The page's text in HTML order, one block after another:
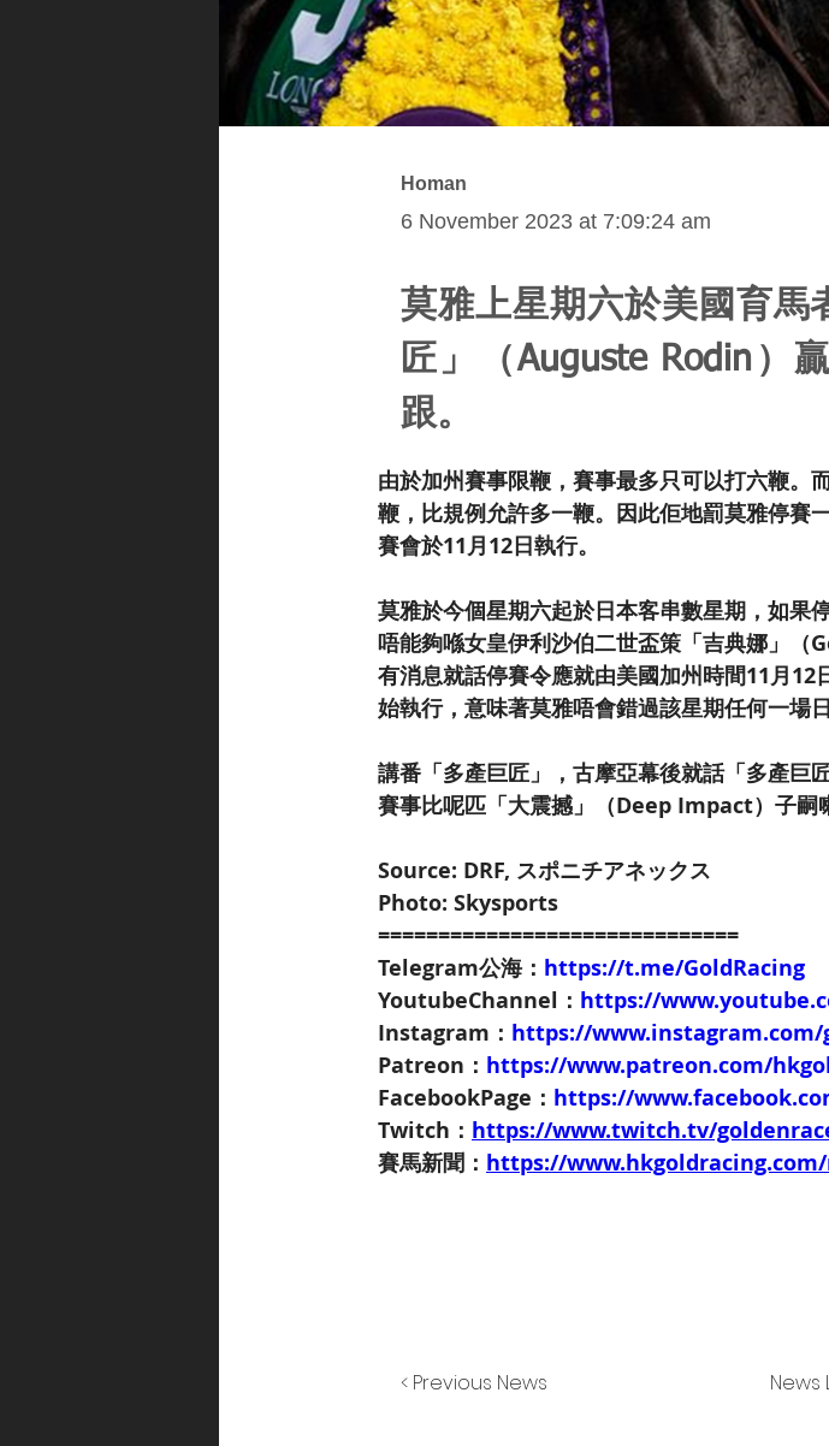
Homan
6 November 2023 at 7:09:24 am
莫雅上星期六於美國育馬
匠」（Auguste Rodin）
跟。
由於加州賽事限鞭，賽事最多只可以打六鞭。
鞭，比規例允許多一鞭。因此佢地罰莫雅停賽
賽會於11月12日執行。
莫雅於今個星期六起於日本客串數星期，如果
唔能夠喺女皇伊利沙伯二世盃策「吉典娜」
有消息就話停賽令應就由美國加州時間11月
始執行，意味著莫雅唔會錯過該星期任何一場日
講番「多產巨匠」，古摩亞幕後就話「多產巨
賽事比呢匹「大震撼」（Deep Impact）子嗣
Source: DRF, スポニチアネックス
Photo: Skysports
==============================
Telegram公海： https://t.me/GoldRacing
YoutubeChannel： https://
Instagram： https://www.instagram.com/
Patreon： https://www.patreon.com/
FacebookPage： https://
Twitch： https://www.twitch.tv/
賽馬新聞： https://www.hkgoldracing.com/
< Previous News News